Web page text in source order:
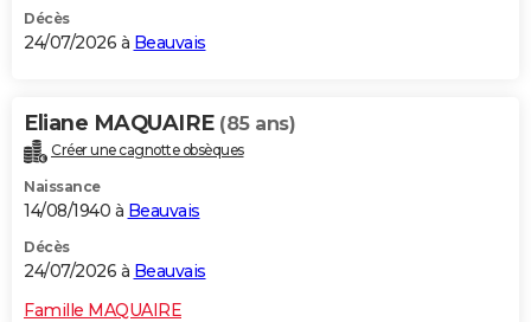
Décès
24/07/2026 à Beauvais
Eliane MAQUAIRE (85 ans)
Créer une cagnotte obsèques
Naissance
14/08/1940 à Beauvais
Décès
24/07/2026 à Beauvais
Famille MAQUAIRE